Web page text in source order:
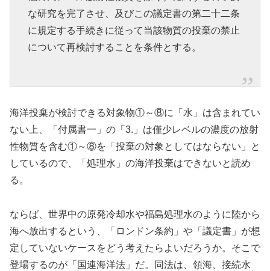
な研究を完了させ、及びこの議定書の第二十二条
に規定する手続きに従って当該物質の投棄の禁止
について再検討することを条件とする。
海洋投棄が検討できる対象物①～⑧に「水」は含まれてい
ない上、「付属書一」の「3.」は僅少レベルの濃度の放射
性物質を含む①～⑧を「投棄の対象としてはならない」と
しているので、「処理水」の海洋投棄はできないと読め
る。
ならば、世界中の原発冷却水や福島処理水のように陸から
海へ放出するという、「ロンドン条約」や「議定書」が想
定していないケースをどう考えたらよいだろうか。そこで
登場するのが「国連海洋法」だ。同法は、領海、接続水